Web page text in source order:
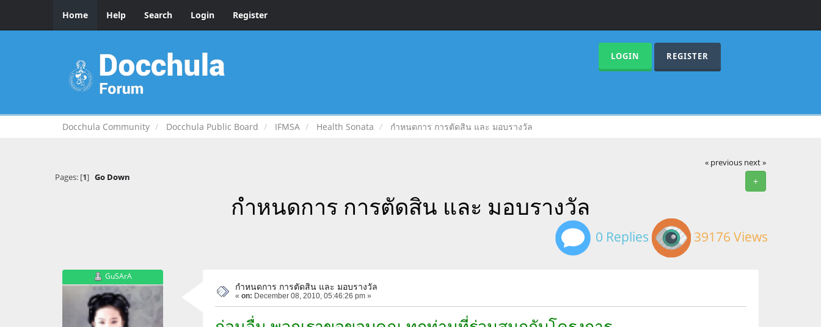
Home Help Search Login Register
LOGIN REGISTER
Docchula Community Docchula Public Board IFMSA Health Sonata กำหนดการ การตัดสิน และ มอบรางวัล
« previous next »
+
Pages: [1] Go Down
กำหนดการ การตัดสิน และ มอบรางวัล
0 Replies 39176 Views
GuSArA
กำหนดการ การตัดสิน และ มอบรางวัล
« on: December 08, 2010, 05:46:26 pm »